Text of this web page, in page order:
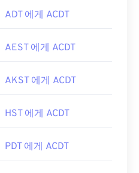
ADT 에게 ACDT
AEST 에게 ACDT
AKST 에게 ACDT
HST 에게 ACDT
PDT 에게 ACDT